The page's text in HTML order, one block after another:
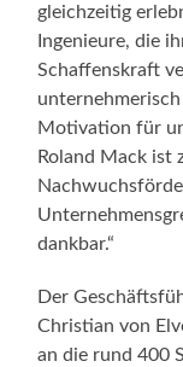
gleichzeitig
Ingenieure, die
Schaffenskraft
Motivation für
Roland Mack ist
dankbar.“
Der
Christian von
an die rund 400